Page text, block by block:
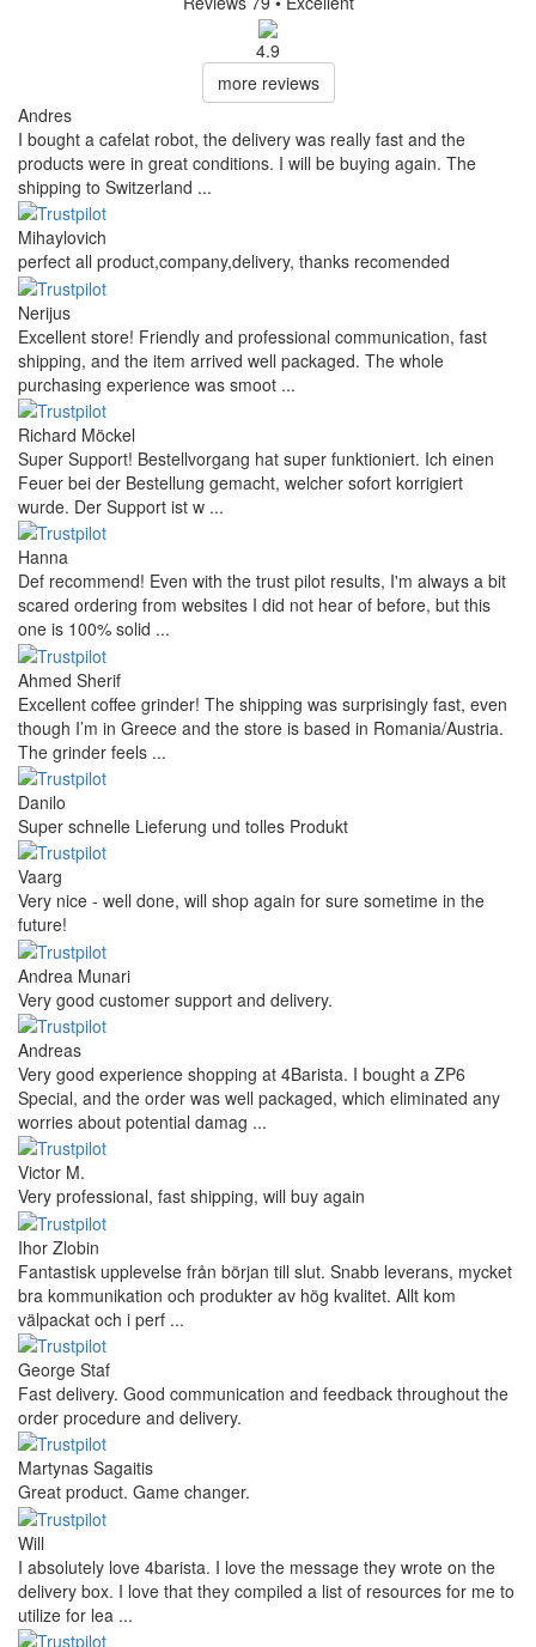
4.9
more reviews
Andres
I bought a cafelat robot, the delivery was really fast and the
products were in great conditions. I will be buying again. The
shipping to Switzerland ...
Mihaylovich
perfect all product,company,delivery, thanks recomended
Nerijus
Excellent store! Friendly and professional communication, fast
shipping, and the item arrived well packaged. The whole
purchasing experience was smoot ...
Richard Möckel
Super Support! Bestellvorgang hat super funktioniert. Ich einen
Feuer bei der Bestellung gemacht, welcher sofort korrigiert
wurde. Der Support ist w ...
Hanna
Def recommend! Even with the trust pilot results, I'm always a bit
scared ordering from websites I did not hear of before, but this
one is 100% solid ...
Ahmed Sherif
Excellent coffee grinder! The shipping was surprisingly fast, even
though I’m in Greece and the store is based in Romania/Austria.
The grinder feels ...
Danilo
Super schnelle Lieferung und tolles Produkt
Vaarg
Very nice - well done, will shop again for sure sometime in the
future!
Andrea Munari
Very good customer support and delivery.
Andreas
Very good experience shopping at 4Barista. I bought a ZP6
Special, and the order was well packaged, which eliminated any
worries about potential damag ...
Victor M.
Very professional, fast shipping, will buy again
Ihor Zlobin
Fantastisk upplevelse från början till slut. Snabb leverans, mycket
bra kommunikation och produkter av hög kvalitet. Allt kom
välpackat och i perf ...
George Staf
Fast delivery. Good communication and feedback throughout the
order procedure and delivery.
Martynas Sagaitis
Great product. Game changer.
Will
I absolutely love 4barista. I love the message they wrote on the
delivery box. I love that they compiled a list of resources for me to
utilize for lea ...